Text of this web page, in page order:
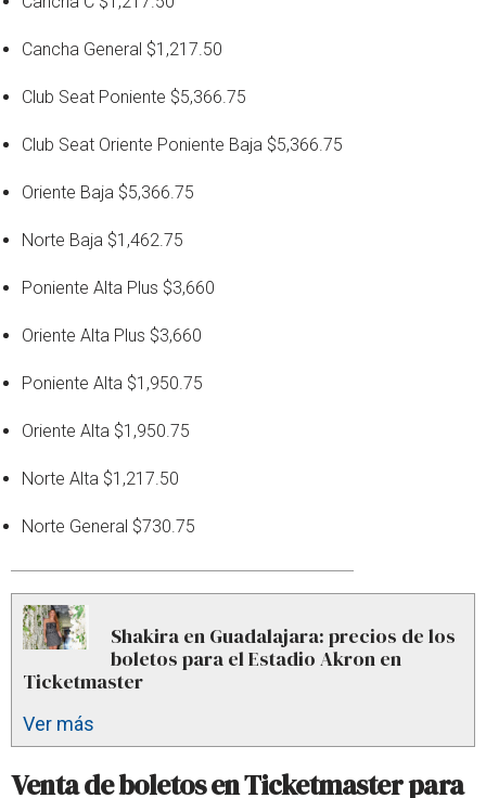
Cancha General $1,217.50
Club Seat Poniente $5,366.75
Club Seat Oriente Poniente Baja $5,366.75
Oriente Baja $5,366.75
Norte Baja $1,462.75
Poniente Alta Plus $3,660
Oriente Alta Plus $3,660
Poniente Alta $1,950.75
Oriente Alta $1,950.75
Norte Alta $1,217.50
Norte General $730.75
Shakira en Guadalajara: precios de los
boletos para el Estadio Akron en
Ticketmaster
Ver más
Venta de boletos en Ticketmaster para